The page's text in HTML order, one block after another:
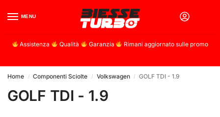
MENU
Assistenza Qualità Garanzia Rimani aggiornato sulle promo
Home / Componenti Sciolte / Volkswagen / GOLF TDI - 1.9
GOLF TDI - 1.9